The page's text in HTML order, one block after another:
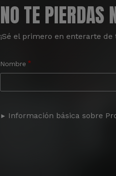
NO TE PIERDAS
¡Sé el primero en enterarte
Nombre
Información básica sobre